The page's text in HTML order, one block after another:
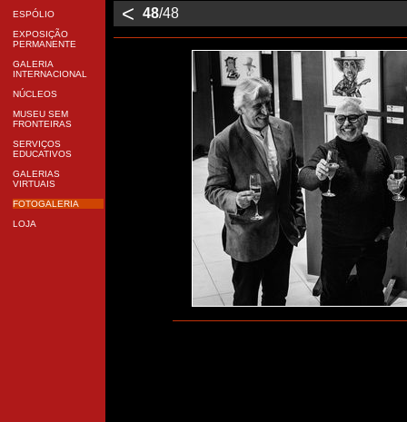
ESPÓLIO
EXPOSIÇÃO
PERMANENTE
GALERIA
INTERNACIONAL
NÚCLEOS
MUSEU SEM
FRONTEIRAS
SERVIÇOS
EDUCATIVOS
GALERIAS
VIRTUAIS
FOTOGALERIA
LOJA
< 48/48